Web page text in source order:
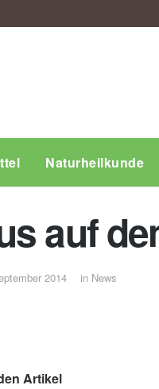
Naturheilkunde
auf
2014 in News
Artikel